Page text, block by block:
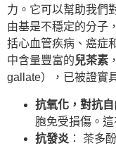
力。它可以幫助我們
由基是不穩定的分子
括心血管疾病、癌症
中含量豐富的兒茶素
gallate），已被證實
抗氧化，對抗
胞免受損傷。
抗發炎 ： 茶多